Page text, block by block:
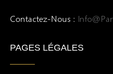
Contactez-Nous :
PAGES LÉGALES